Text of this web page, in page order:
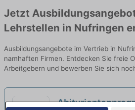
Jetzt
Lehrstellen in Nufringen
Ausbildungsangebote im Vertrieb in
namhaften Firmen. Entdecken Sie freie
Arbeitgebern und bewerben Sie sich